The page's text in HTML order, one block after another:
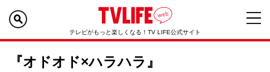
テレビがもっと楽しくなる！TV LIFE公式サイト
『オドオド×ハラハラ』